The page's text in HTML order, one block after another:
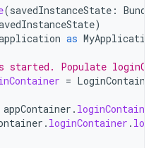
(savedInstanceState :
)
as MyApplication
started. Populate
= LoginContainer
appContainer . loginContainer
. loginContainer .